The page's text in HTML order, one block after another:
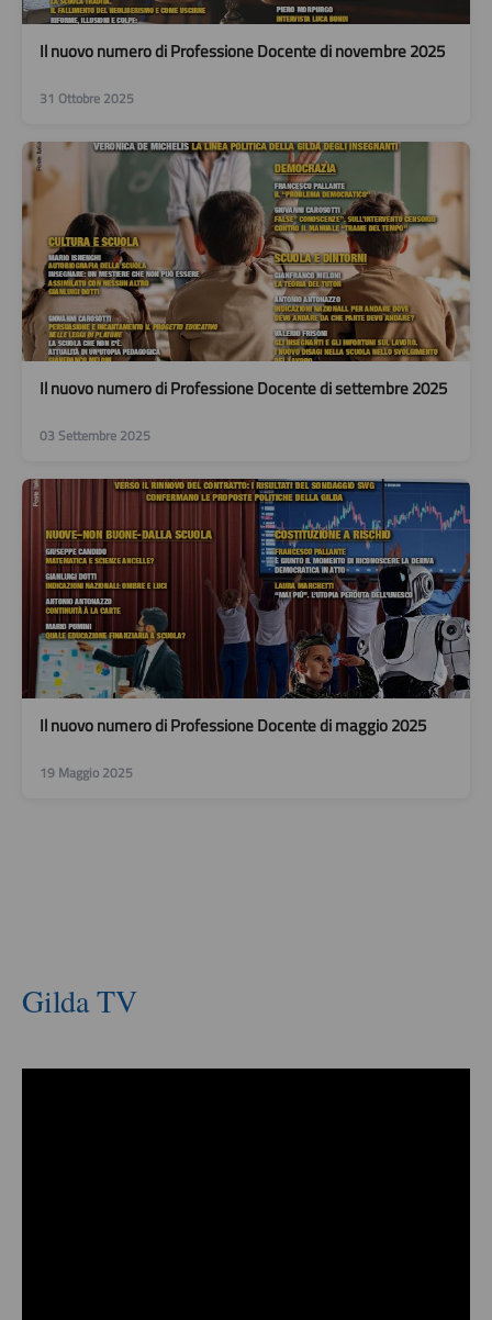
Il nuovo numero di Professione Docente di novembre 2025
31 Ottobre 2025
Il nuovo numero di Professione Docente di settembre 2025
03 Settembre 2025
Il nuovo numero di Professione Docente di maggio 2025
19 Maggio 2025
Gilda TV